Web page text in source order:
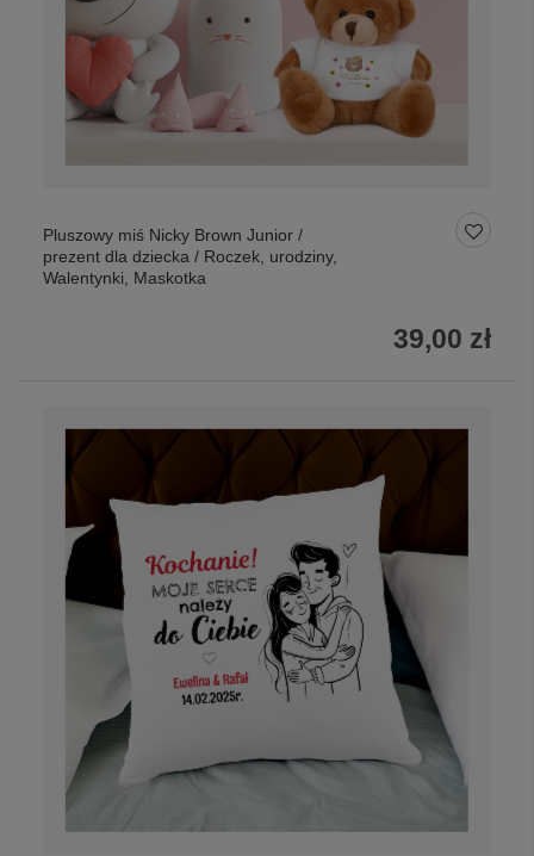
Pluszowy miś Nicky Brown Junior /
prezent dla dziecka / Roczek, urodziny,
Walentynki, Maskotka
39,00 zł